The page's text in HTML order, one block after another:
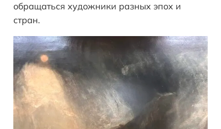
обращаться художники разных эпох и
стран.